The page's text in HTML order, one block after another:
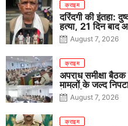
क्राइम
दरिंदगी की इंतहा:
हत्या, 21 दिन बाद
August 7, 2026
क्राइम
अपराध समीक्षा
मामलों के जल्द
के निर्देश
August 7, 2026
क्राइम